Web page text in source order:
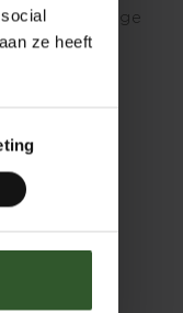
ze heeft
massage
massage